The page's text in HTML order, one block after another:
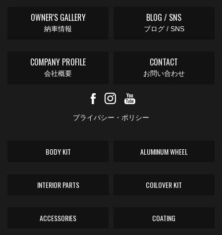
OWNER'S GALLERY
納車情報
BLOG / SNS
ブログ / SNS
COMPANY PROFILE
会社概要
CONTACT
お問い合わせ
プライバシー・ポリシー
BODY KIT ALUMINUM WHEEL
INTERIOR PARTS COILOVER KIT
ACCESSORIES COATING